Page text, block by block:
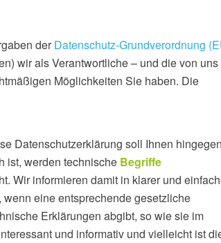
derDatenschutz-Grundverordnung
wir als Verantwortliche – und die von uns
Möglichkeiten Sie haben. Die
Datenschutzerklärung soll Ihnen
ist, werden technische Begriffe
Wir informieren damit in klarer und
eine entsprechende gesetzliche
Erklärungen abgibt, so wie sie im
und informativ und vielleicht ist